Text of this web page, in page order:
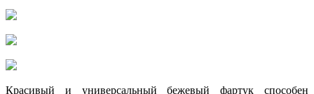
Красивый и универсальный бежевый фартук способен